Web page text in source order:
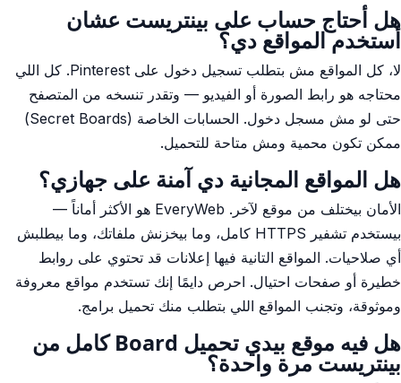
هل أحتاج حساب على بينتريست عشان
أستخدم المواقع دي؟
لا، كل المواقع مش بتطلب تسجيل دخول على Pinterest. كل اللي
محتاجه هو رابط الصورة أو الفيديو — وتقدر تنسخه من المتصفح
حتى لو مش مسجل دخول. الحسابات الخاصة (Secret Boards)
ممكن تكون محمية ومش متاحة للتحميل.
هل المواقع المجانية دي آمنة على جهازي؟
الأمان بيختلف من موقع لآخر. EveryWeb هو الأكثر أماناً —
بيستخدم تشفير HTTPS كامل، وما بيخزنش ملفاتك، وما بيطلبش
أي صلاحيات. المواقع التانية فيها إعلانات قد تحتوي على روابط
خطيرة أو صفحات احتيال. احرص دايمًا إنك تستخدم مواقع معروفة
وموثوقة، وتجنب المواقع اللي بتطلب منك تحميل برامج.
هل فيه موقع بيدي تحميل Board كامل من
بينتريست مرة واحدة؟